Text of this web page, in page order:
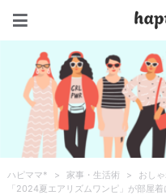
ハピママ* > 家事・生活術 > おし
「2024夏エアリズムワンピ」が部屋